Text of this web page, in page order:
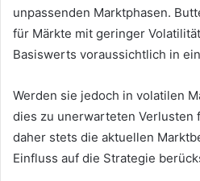
unpassenden Marktphasen.
für Märkte mit geringer
Basiswerts voraussichtlich in
Werden sie jedoch in volatilen
dies zu unerwarteten Verlusten
daher stets die aktuellen
Einfluss auf die Strategie